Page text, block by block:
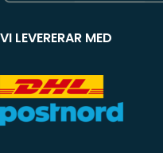
VI LEVERERAR MED